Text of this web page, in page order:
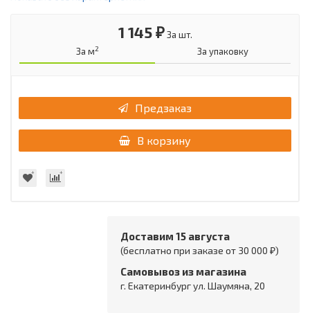
1 145 ₽ За шт.
За м2 За упаковку
Предзаказ
В корзину
Доставим 15 августа
(бесплатно при заказе от 30 000 ₽)
Самовывоз из магазина
г. Екатеринбург ул. Шаумяна, 20